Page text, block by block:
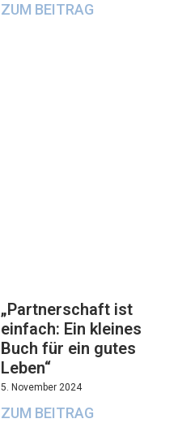
ZUM BEITRAG
„Partnerschaft ist
einfach: Ein kleines
Buch für ein gutes
Leben“
5. November 2024
ZUM BEITRAG